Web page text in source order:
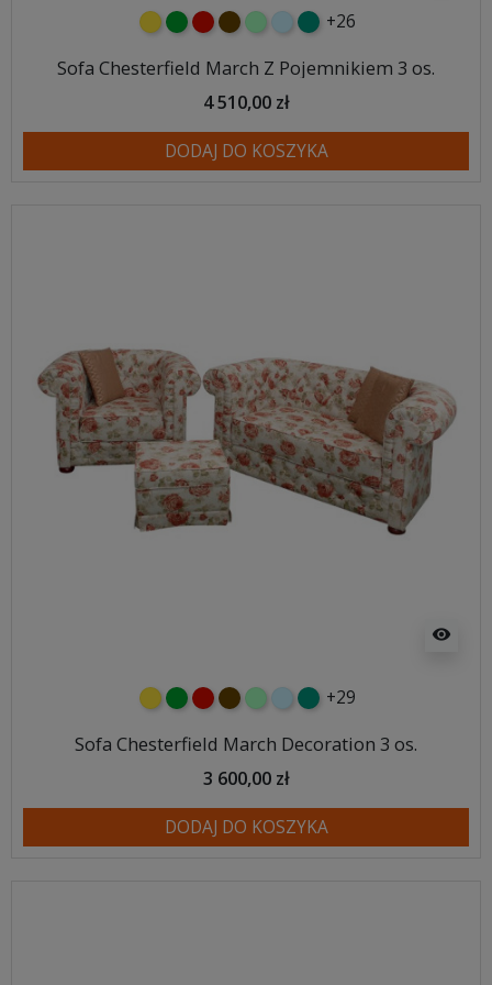
żółtyzielonyczerwony
czekoladowy
miętowybłękitny
turkusowy
+26
Sofa Chesterfield March Z Pojemnikiem 3 os.
4 510,00 zł
DODAJ DO KOSZYKA
visibility
żółtyzielonyczerwony
czekoladowy
miętowybłękitny
turkusowy
+29
Sofa Chesterfield March Decoration 3 os.
3 600,00 zł
DODAJ DO KOSZYKA